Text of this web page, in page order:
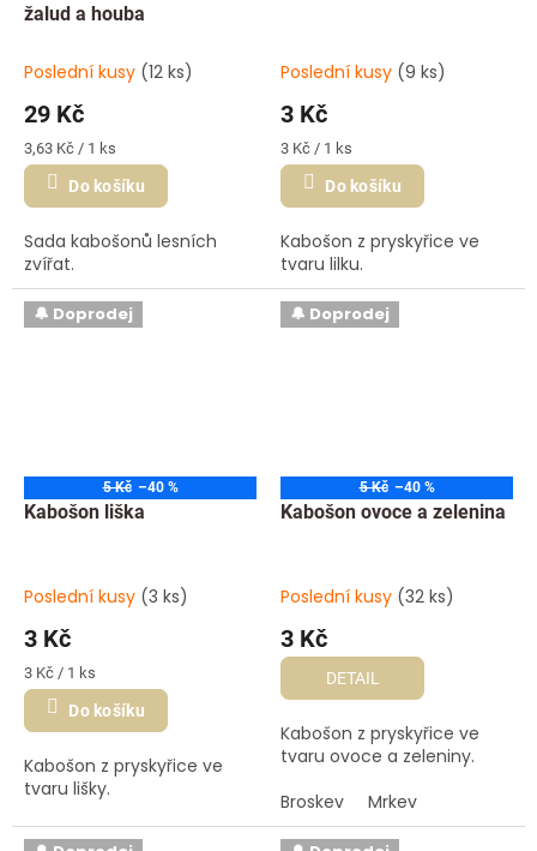
žalud a houba
Poslední kusy (12 ks)
29 Kč
Měrná
cena:
3,63 Kč / 1 ks
Do košíku
Sada kabošonů lesních
zvířat.
Poslední kusy (9 ks)
3 Kč
Měrná
cena:
3 Kč / 1 ks
Do košíku
Kabošon z pryskyřice ve
tvaru lilku.
🔔 Doprodej
5 Kč –40 %
Kabošon liška
Poslední kusy (3 ks)
3 Kč
Měrná
cena:
3 Kč / 1 ks
Do košíku
Kabošon z pryskyřice ve
tvaru lišky.
🔔 Doprodej
5 Kč –40 %
Kabošon ovoce a zelenina
Poslední kusy (32 ks)
3 Kč
DETAIL
Kabošon z pryskyřice ve
tvaru ovoce a zeleniny.
Broskev
Mrkev